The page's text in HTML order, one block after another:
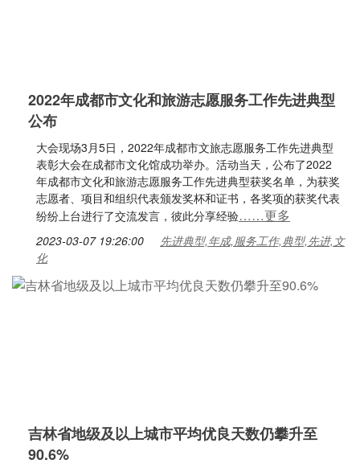
2022年成都市文化和旅游志愿服务工作先进典型
公布
大会现场3月5日，2022年成都市文旅志愿服务工作先进典型
表彰大会在成都市文化馆成功举办。活动当天，公布了2022
年成都市文化和旅游志愿服务工作先进典型获奖名单，为获奖
志愿者、项目和组织代表颁发奖杯和证书，各奖项的获奖代表
纷纷上台进行了交流发言，彼此分享经验……更多
2023-03-07 19:26:00
先进典型,年成,服务工作,典型,先进,文
化
吉林省地级及以上城市平均优良天数仍攀升至
90.6%